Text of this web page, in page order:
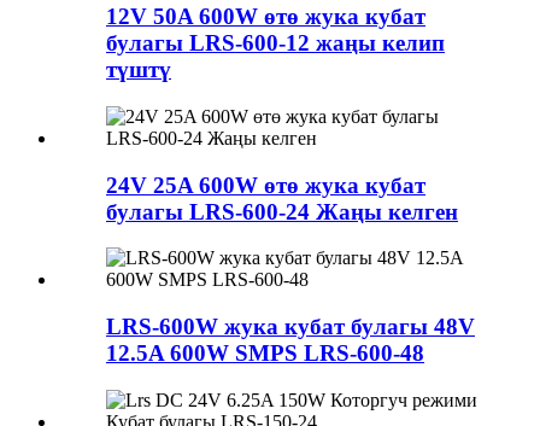
12V 50A 600W өтө жука кубат
булагы LRS-600-12 жаңы келип
түштү
24V 25A 600W өтө жука кубат
булагы LRS-600-24 Жаңы келген
LRS-600W жука кубат булагы 48V
12.5A 600W SMPS LRS-600-48